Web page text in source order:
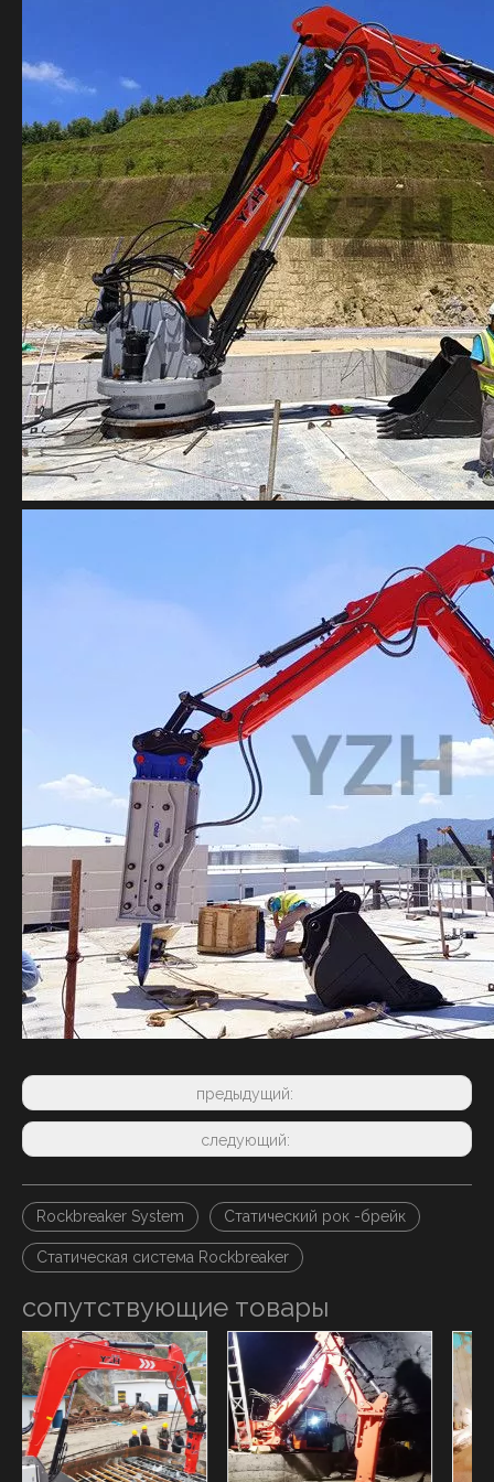
предыдущий:
следующий:
Rockbreaker System Статический рок -брейк
Статическая система Rockbreaker
сопутствующие товары